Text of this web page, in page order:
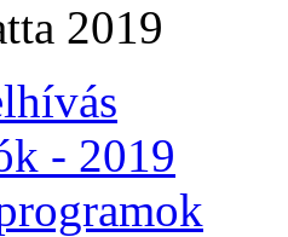
2019
- 2019